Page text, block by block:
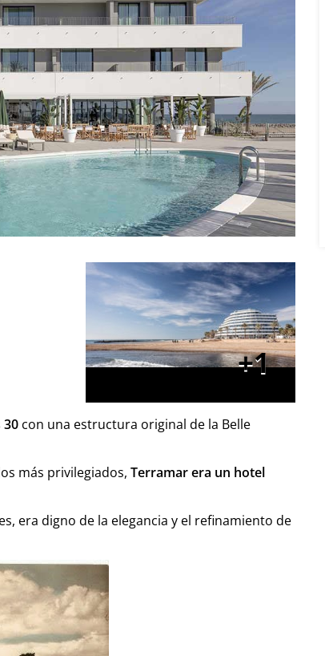
1
30 con una estructura original de la Belle
más privilegiados, Terramar era un hotel
era digno de la elegancia y el refinamiento de